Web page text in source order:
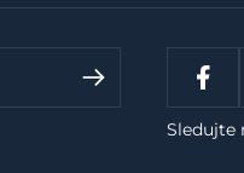
Sledujte